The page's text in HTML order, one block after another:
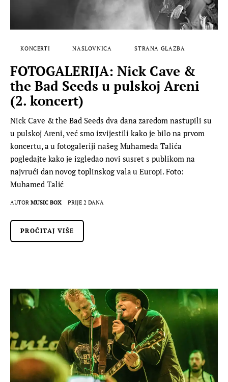
KONCERTI NASLOVNICA STRANA GLAZBA
FOTOGALERIJA: Nick Cave &
the Bad Seeds u pulskoj Areni
(2. koncert)
Nick Cave & the Bad Seeds dva dana zaredom nastupili su
u pulskoj Areni, već smo izvijestili kako je bilo na prvom
koncertu, a u fotogaleriji našeg Muhameda Talića
pogledajte kako je izgledao novi susret s publikom na
najvrući dan novog toplinskog vala u Europi. Foto:
Muhamed Talić
AUTOR MUSIC BOX PRIJE 2 DANA
PROČITAJ VIŠE